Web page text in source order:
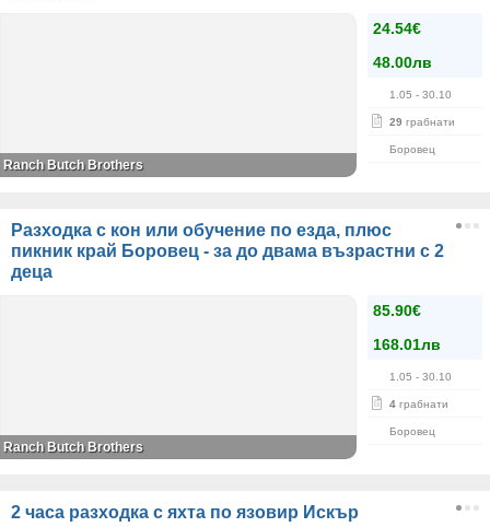
24.54€
48.00лв
1.05 - 30.10
29 грабнати
Боровец
Ranch Butch Brothers
Разходка с кон или обучение по езда, плюс
пикник край Боровец - за до двама възрастни с 2
деца
85.90€
168.01лв
1.05 - 30.10
4 грабнати
Боровец
Ranch Butch Brothers
2 часа разходка с яхта по язовир Искър